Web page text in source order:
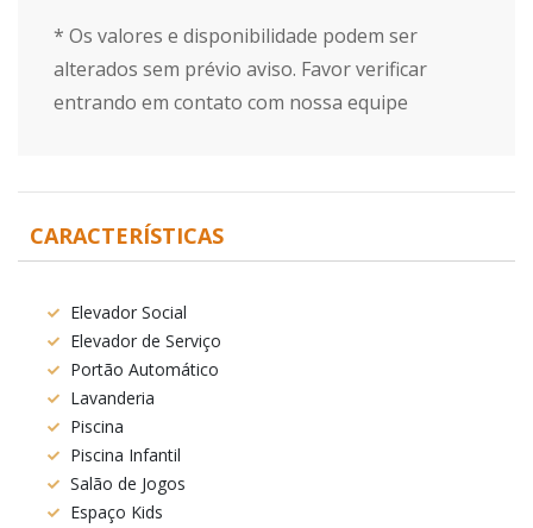
* Os valores e disponibilidade podem ser
alterados sem prévio aviso. Favor verificar
entrando em contato com nossa equipe
CARACTERÍSTICAS
Elevador Social
Elevador de Serviço
Portão Automático
Lavanderia
Piscina
Piscina Infantil
Salão de Jogos
Espaço Kids